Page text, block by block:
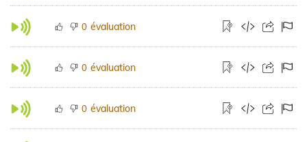
0 évaluation
0 évaluation
0 évaluation